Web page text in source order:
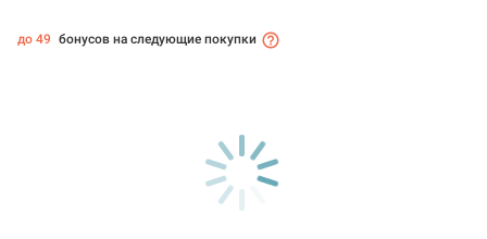
до 49 бонусов на следующие покупки